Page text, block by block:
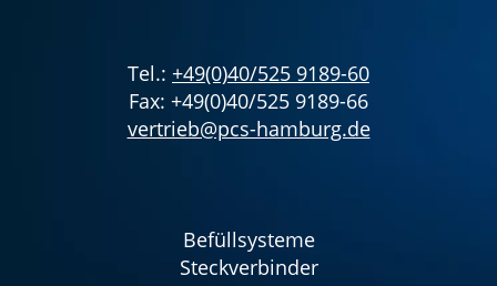
Tel.: +49(0)40/525 9189-60
Fax: +49(0)40/525 9189-66
vertrieb@pcs-hamburg.de
Befüllsysteme
Steckverbinder